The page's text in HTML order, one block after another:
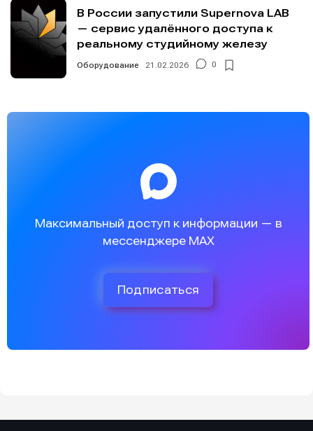
В России запустили Supernova LAB
— сервис удалённого доступа к
реальному студийному железу
Оборудование 21.02.2026 0
Максимальный доступ к информации — в
мессенджере MAX
Подписаться